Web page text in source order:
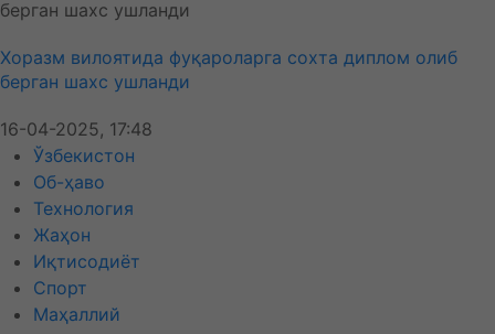
Хоразм вилоятида фуқароларга сохта диплом олиб
берган шахс ушланди
16-04-2025, 17:48
Ўзбекистон
Об-ҳаво
Технология
Жаҳон
Иқтисодиёт
Спорт
Маҳаллий